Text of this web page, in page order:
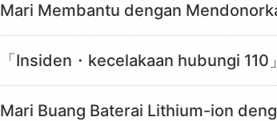
Mari Membantu dengan
「Insiden・kecelakaan hubungi
Mari Buang Baterai Lithium-ion